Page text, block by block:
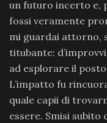
un futuro incerto e,
fossi veramente
mi guardai attorno,
titubante:
ad esplorare il
L’impatto fu
quale capii di
essere. Smisi subito